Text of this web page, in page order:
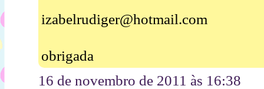
izabelrudiger@hotmail.com
obrigada
16 de novembro de 2011 às 16:38